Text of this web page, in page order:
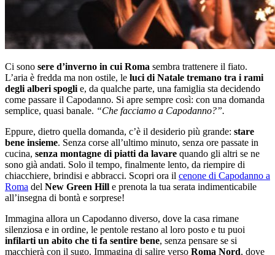
Ci sono sere d’inverno in cui Roma sembra trattenere il fiato.
L’aria è fredda ma non ostile, le luci di Natale tremano tra i rami
degli alberi spogli e, da qualche parte, una famiglia sta decidendo
come passare il Capodanno. Si apre sempre così: con una domanda
semplice, quasi banale. “Che facciamo a Capodanno?”.
Eppure, dietro quella domanda, c’è il desiderio più grande: stare
bene insieme. Senza corse all’ultimo minuto, senza ore passate in
cucina, senza montagne di piatti da lavare quando gli altri se ne
sono già andati. Solo il tempo, finalmente lento, da riempire di
chiacchiere, brindisi e abbracci. Scopri ora il cenone di Capodanno a
Roma del New Green Hill e prenota la tua serata indimenticabile
all’insegna di bontà e sorprese!
Immagina allora un Capodanno diverso, dove la casa rimane
silenziosa e in ordine, le pentole restano al loro posto e tu puoi
infilarti un abito che ti fa sentire bene, senza pensare se si
macchierà con il sugo. Immagina di salire verso Roma Nord, dove